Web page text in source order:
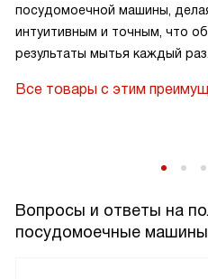
посудомоечной машины,
интуитивным и точным, что
результаты мытья каждый раз.
Все товары с этим
Вопросы и ответы на
посудомоечные